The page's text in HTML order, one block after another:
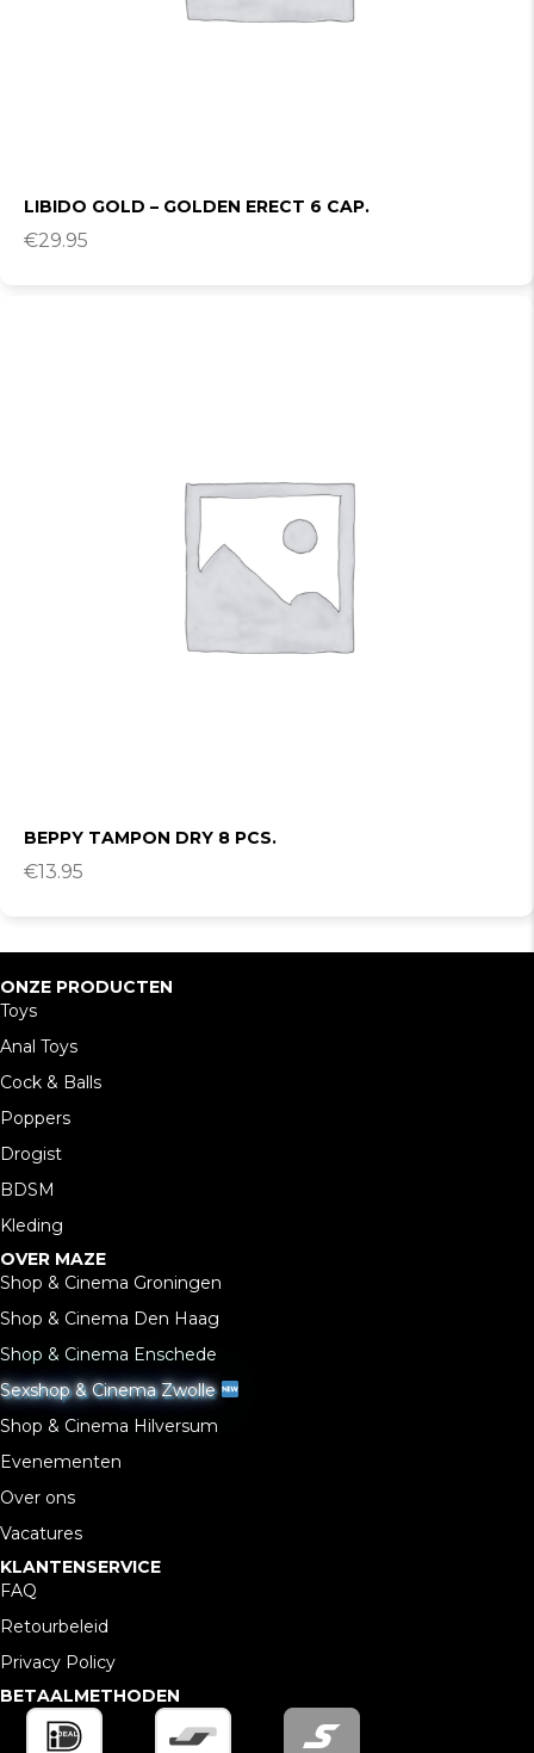
LIBIDO GOLD – GOLDEN ERECT 6 CAP.
€29.95
BEPPY TAMPON DRY 8 PCS.
€13.95
ONZE PRODUCTEN
Toys
Anal Toys
Cock & Balls
Poppers
Drogist
BDSM
Kleding
OVER MAZE
Shop & Cinema Groningen
Shop & Cinema Den Haag
Shop & Cinema Enschede
Sexshop & Cinema Zwolle
Shop & Cinema Hilversum
Evenementen
Over ons
Vacatures
KLANTENSERVICE
FAQ
Retourbeleid
Privacy Policy
BETAALMETHODEN